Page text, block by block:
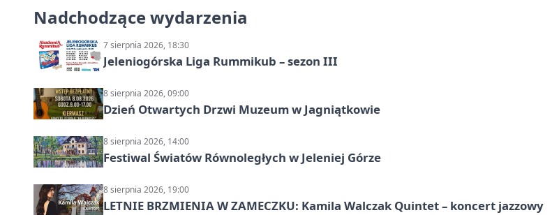
Nadchodzące wydarzenia
7 sierpnia 2026, 18:30
Jeleniogórska Liga Rummikub – sezon III
8 sierpnia 2026, 09:00
Dzień Otwartych Drzwi Muzeum w Jagniątkowie
8 sierpnia 2026, 14:00
Festiwal Światów Równoległych w Jeleniej Górze
8 sierpnia 2026, 19:00
LETNIE BRZMIENIA W ZAMECZKU: Kamila Walczak Quintet – koncert jazzowy